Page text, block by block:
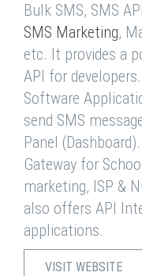
Bulk SMS, SMS
SMS Marketing,
etc. It provides a
API for
Software
send SMS
Panel
Gateway for
marketing, ISP &
also offers API
applications.
VISIT WEBSITE